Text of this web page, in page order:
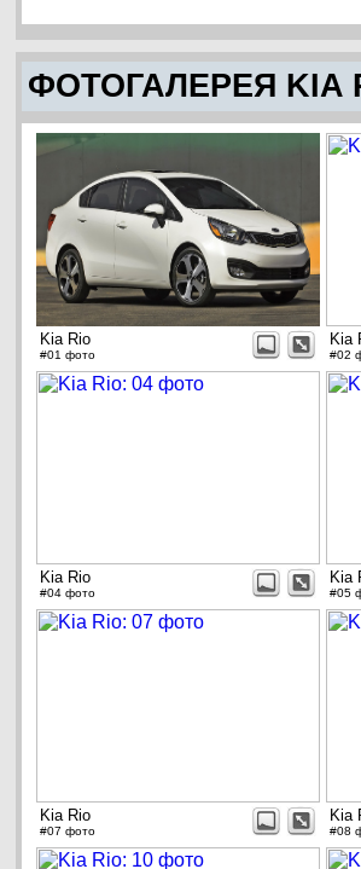
ФОТОГАЛЕРЕЯ KIA
Kia Rio
#01 фото
Kia
#02
Kia Rio
#04 фото
Kia
#05
Kia Rio
#07 фото
Kia
#08